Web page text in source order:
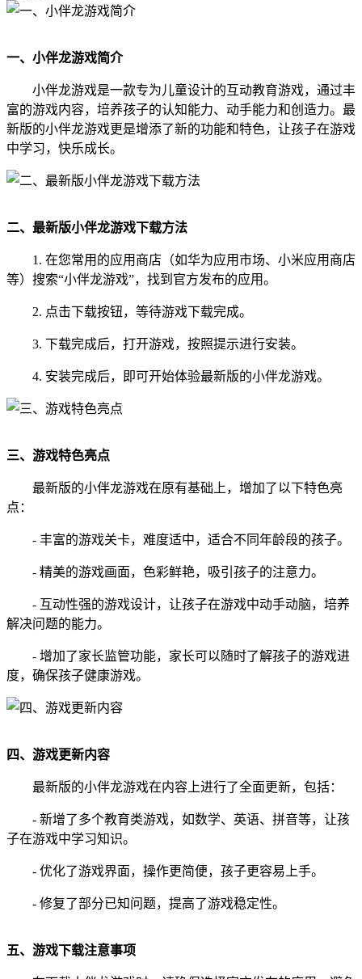
一、小伴龙游戏简介
小伴龙游戏是一款专为儿童设计的互动教育游戏，通过丰
富的游戏内容，培养孩子的认知能力、动手能力和创造力。最
新版的小伴龙游戏更是增添了新的功能和特色，让孩子在游戏
中学习，快乐成长。
二、最新版小伴龙游戏下载方法
1. 在您常用的应用商店（如华为应用市场、小米应用商店
等）搜索“小伴龙游戏”，找到官方发布的应用。
2. 点击下载按钮，等待游戏下载完成。
3. 下载完成后，打开游戏，按照提示进行安装。
4. 安装完成后，即可开始体验最新版的小伴龙游戏。
三、游戏特色亮点
最新版的小伴龙游戏在原有基础上，增加了以下特色亮
点：
- 丰富的游戏关卡，难度适中，适合不同年龄段的孩子。
- 精美的游戏画面，色彩鲜艳，吸引孩子的注意力。
- 互动性强的游戏设计，让孩子在游戏中动手动脑，培养
解决问题的能力。
- 增加了家长监管功能，家长可以随时了解孩子的游戏进
度，确保孩子健康游戏。
四、游戏更新内容
最新版的小伴龙游戏在内容上进行了全面更新，包括：
- 新增了多个教育类游戏，如数学、英语、拼音等，让孩
子在游戏中学习知识。
- 优化了游戏界面，操作更简便，孩子更容易上手。
- 修复了部分已知问题，提高了游戏稳定性。
五、游戏下载注意事项